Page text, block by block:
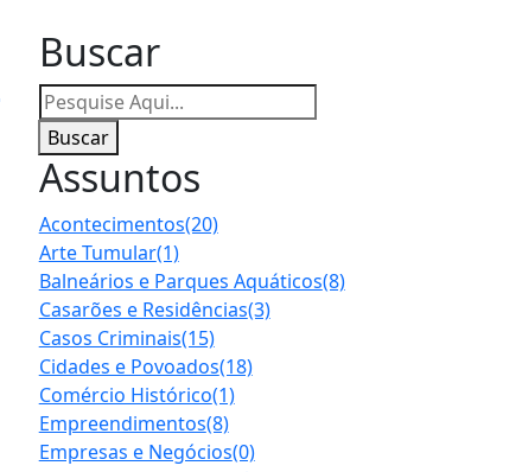
Buscar
Buscar
Assuntos
Acontecimentos(20)
Arte Tumular(1)
Balneários e Parques Aquáticos(8)
Casarões e Residências(3)
Casos Criminais(15)
Cidades e Povoados(18)
Comércio Histórico(1)
Empreendimentos(8)
Empresas e Negócios(0)